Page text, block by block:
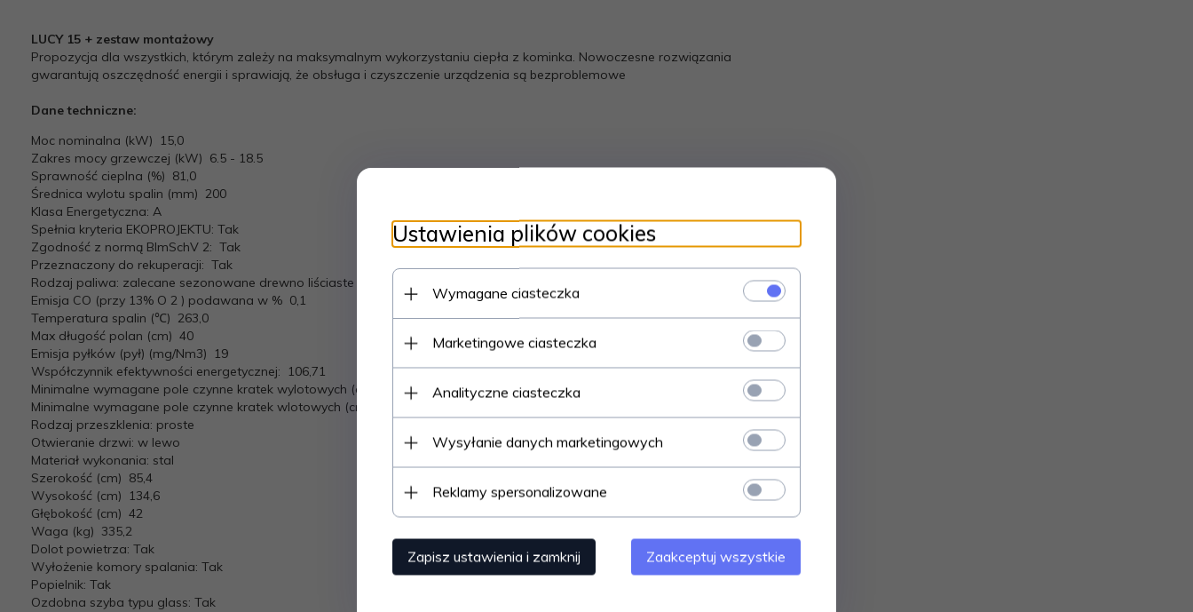
LUCY 15 + zestaw montażowy
Propozycja dla wszystkich, którym zależy na maksymalnym wykorzystaniu ciepła z kominka. Nowoczesne rozwiązania
gwarantują oszczędność energii i sprawiają, że obsługa i czyszczenie urządzenia są bezproblemowe
Dane techniczne:
Moc nominalna (kW) 15,0
Zakres mocy grzewczej (kW) 6.5 - 18.5
Sprawność cieplna (%) 81,0
Średnica wylotu spalin (mm) 200
Klasa Energetyczna: A
Spełnia kryteria EKOPROJEKTU: Tak
Zgodność z normą BImSchV 2: Tak
Przeznaczony do rekuperacji: Tak
Rodzaj paliwa: zalecane sezonowane drewno liściaste o wilgotności ≤20%
Emisja CO (przy 13% O 2 ) podawana w % 0,1
Temperatura spalin (℃) 263,0
Max długość polan (cm) 40
Emisja pyłków (pył) (mg/Nm3) 19
Współczynnik efektywności energetycznej: 106,71
Minimalne wymagane pole czynne kratek wylotowych (cm2)
≥900
Minimalne wymagane pole czynne kratek wlotowych (cm2)
Rodzaj przeszklenia: proste
Otwieranie drzwi: w lewo
Materiał wykonania: stal
Szerokość (cm) 85,4
Wysokość (cm) 134,6
Głębokość (cm) 42
Waga (kg) 335,2
Dolot powietrza: Tak
Wyłożenie komory spalania: Tak
Popielnik: Tak
Ozdobna szyba typu glass: Tak
1697533555-energy-card-1-
1697533556-energy-card
Ustawienia plików cookies
Wymagane ciasteczka
Marketingowe ciasteczka
Analityczne ciasteczka
Wysyłanie danych marketingowych
Reklamy spersonalizowane
Zapisz ustawienia i zamknij Zaakceptuj wszystkie